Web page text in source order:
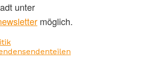
unter
möglich.
sendenteilen